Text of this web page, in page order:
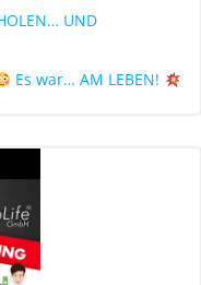
UND
Es war… AM LEBEN!